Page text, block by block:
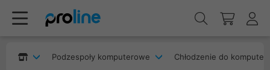
Podzespoły komputerowe Chłodzenie do